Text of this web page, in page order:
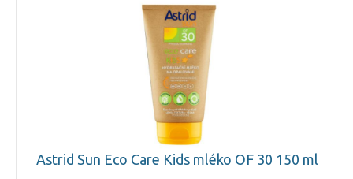
Astrid Sun Eco Care Kids mléko OF 30 150 ml